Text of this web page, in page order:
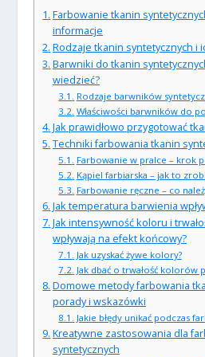
Farbowanie tkanin
informacje
Rodzaje tkanin syntetycznych i
Barwniki do tkanin
wiedzieć?
Rodzaje barwników
Właściwości barwników do
Jak prawidłowo przygotować
Techniki farbowania tkanin
Farbowanie w pralce – krok
Kąpiel farbiarska – jak to
Farbowanie ręczne – co
Jak temperatura barwienia
Jak intensywność koloru i
wpływają na efekt końcowy?
Jak uzyskać żywe kolory?
Jak dbać o trwałość kolorów
Domowe metody farbowania
porady i wskazówki
Jakie błędy unikać podczas
Kreatywne zastosowania dla
syntetycznych